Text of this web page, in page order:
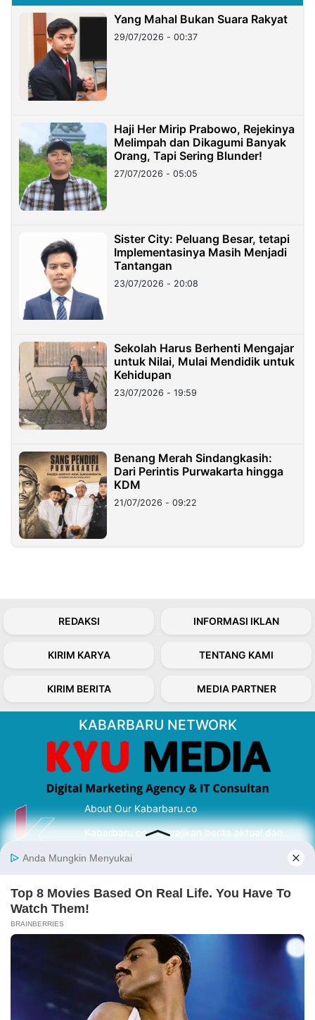
Yang Mahal Bukan Suara Rakyat
29/07/2026 - 00:37
Haji Her Mirip Prabowo, Rejekinya
Melimpah dan Dikagumi Banyak
Orang, Tapi Sering Blunder!
27/07/2026 - 05:05
Sister City: Peluang Besar, tetapi
Implementasinya Masih Menjadi
Tantangan
23/07/2026 - 20:08
Sekolah Harus Berhenti Mengajar
untuk Nilai, Mulai Mendidik untuk
Kehidupan
23/07/2026 - 19:59
Benang Merah Sindangkasih:
Dari Perintis Purwakarta hingga
KDM
21/07/2026 - 09:22
REDAKSI INFORMASI IKLAN
KIRIM KARYA TENTANG KAMI
KIRIM BERITA MEDIA PARTNER
KABARBARU NETWORK
About Our Kabarbaru.co
Kabarbaru.co menyajikan berita aktual dan
serta terverifikasi dari sumber yang tepat.
Follow Kabarbaru
Kabarbaru.co